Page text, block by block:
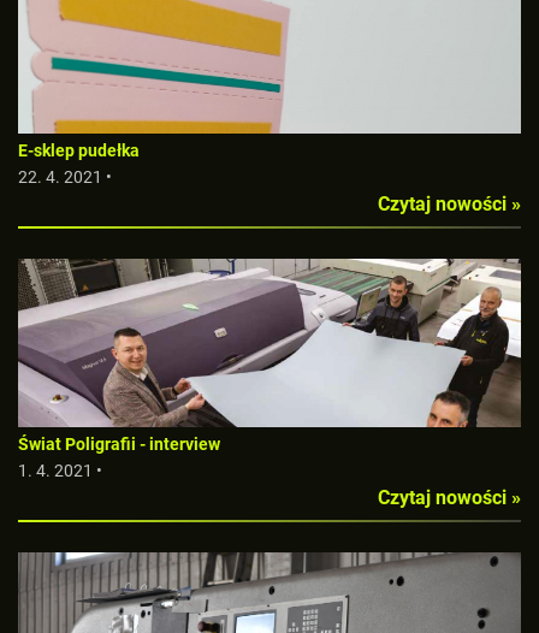
E-sklep pudełka
22. 4. 2021 •
Czytaj nowości »
Świat Poligrafii - interview
1. 4. 2021 •
Czytaj nowości »